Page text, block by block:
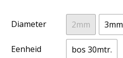
Diameter 2mm 3mm
Eenheid bos 30mtr.